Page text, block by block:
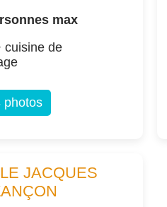
max
cuisine de
photos
JACQUES